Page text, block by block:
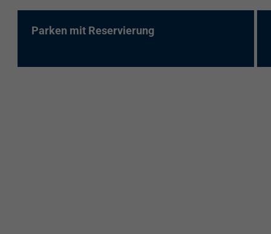
Parken mit Reservierung